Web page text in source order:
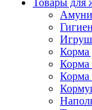
Корма
Корма
Корма